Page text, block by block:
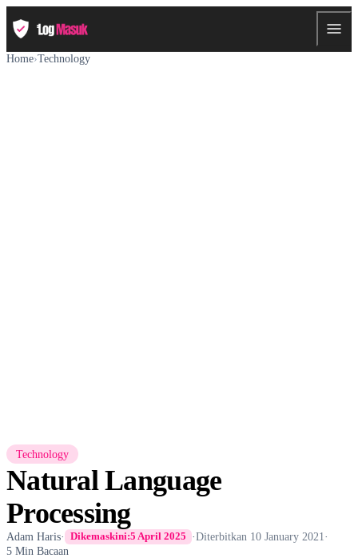
Home›Technology
Technology
Natural Language
Processing
Adam Haris· Dikemaskini:5 April 2025 ·Diterbitkan 10 January 2021·
5 Min Bacaan